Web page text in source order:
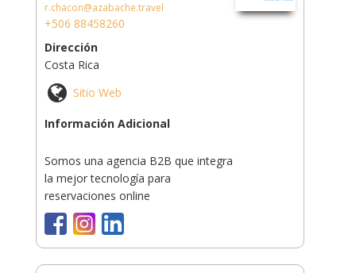
r.chacon@azabache.travel
+506 88458260
Dirección
Costa Rica
Sitio Web
Información Adicional
Somos una agencia B2B que integra
la mejor tecnología para
reservaciones online